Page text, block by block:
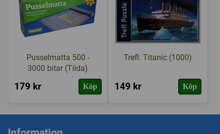
Pusselmatta 500 -
3000 bitar (Tilda)
179 kr Köp
Trefl: Titanic (1000)
149 kr Köp